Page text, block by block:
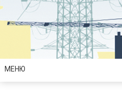
Перейти
содержимому
МЕНЮ